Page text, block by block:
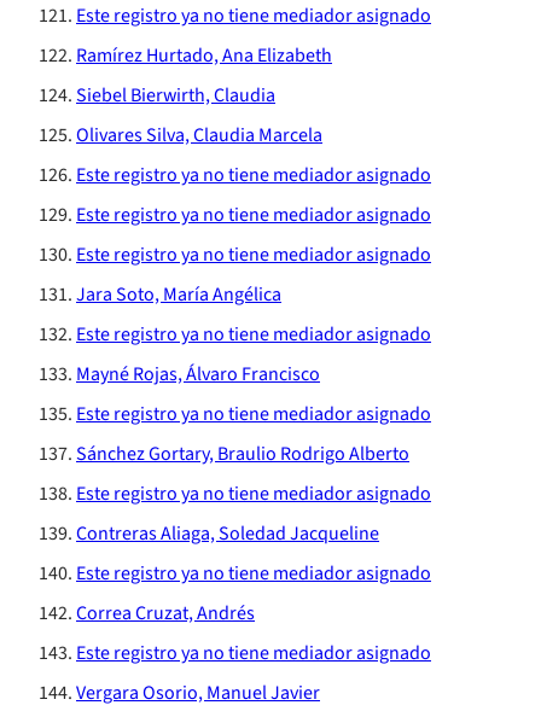
Este registro ya no tiene mediador asignado
Ramírez Hurtado, Ana Elizabeth
Siebel Bierwirth, Claudia
Olivares Silva, Claudia Marcela
Este registro ya no tiene mediador asignado
Este registro ya no tiene mediador asignado
Este registro ya no tiene mediador asignado
Jara Soto, María Angélica
Este registro ya no tiene mediador asignado
Mayné Rojas, Álvaro Francisco
Este registro ya no tiene mediador asignado
Sánchez Gortary, Braulio Rodrigo Alberto
Este registro ya no tiene mediador asignado
Contreras Aliaga, Soledad Jacqueline
Este registro ya no tiene mediador asignado
Correa Cruzat, Andrés
Este registro ya no tiene mediador asignado
Vergara Osorio, Manuel Javier